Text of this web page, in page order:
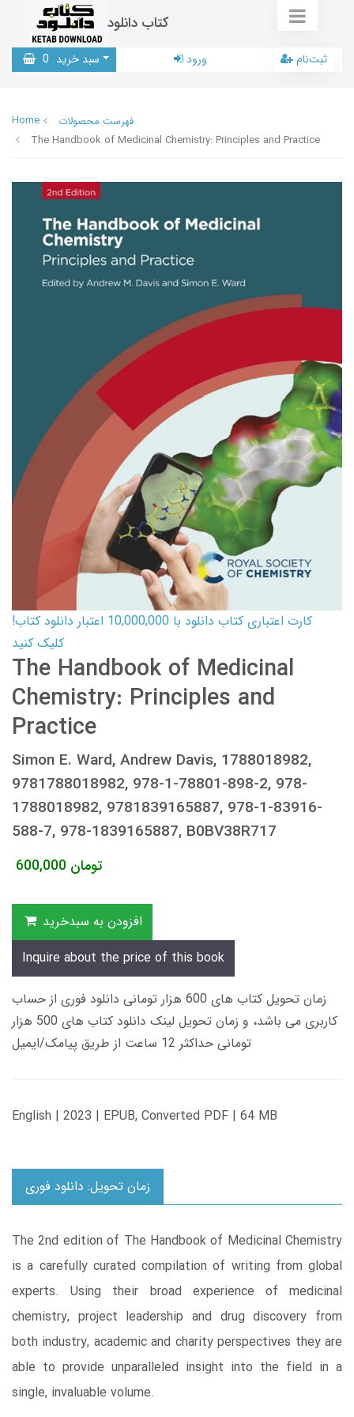
کتاب دانلود
سبد خرید 0 ورود ثبت‌نام
Home
فهرست محصولات
The Handbook of Medicinal Chemistry: Principles and Practice
کارت اعتباری کتاب دانلود با 10,000,000 اعتبار دانلود کتاب!
کلیک کنید
The Handbook of Medicinal
Chemistry: Principles and
Practice
Simon E. Ward, Andrew Davis, 1788018982,
9781788018982, 978-1-78801-898-2, 978-
1788018982, 9781839165887, 978-1-83916-
588-7, 978-1839165887, B0BV38R717
600,000 تومان
افزودن به سبدخرید
Inquire about the price of this book
زمان تحویل کتاب های 600 هزار تومانی دانلود فوری از حساب
کاربری می باشد، و زمان تحویل لینک دانلود کتاب های 500 هزار
تومانی حداکثر 12 ساعت از طریق پیامک/ایمیل
English | 2023 | EPUB, Converted PDF | 64 MB
زمان تحویل: دانلود فوری
The 2nd edition of The Handbook of Medicinal Chemistry
is a carefully curated compilation of writing from global
experts. Using their broad experience of medicinal
chemistry, project leadership and drug discovery from
both industry, academic and charity perspectives they are
able to provide unparalleled insight into the field in a
single, invaluable volume.